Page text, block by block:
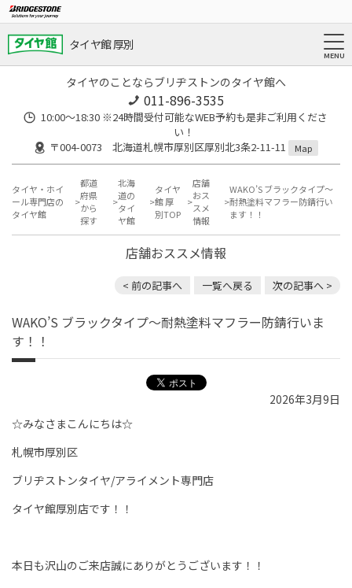
タイヤ館 厚別
タイヤのことならブリヂストンのタイヤ館へ
011-896-3535
10:00～18:30 ※24時間受付可能なWEB予約も是非ご利用くださ
い！
〒004-0073 北海道札幌市厚別区厚別北3条2-11-11
Map
タイヤ・ホイ
ール専門店の
タイヤ館
都道
府県
から
探す
北海
道の
タイ
ヤ館
タイヤ
館 厚
別TOP
店舗
おス
スメ
情報
WAKO’S ブラックタイプ～
耐熱塗料マフラー防錆行い
ます！！
店舗おススメ情報
< 前の記事へ 一覧へ戻る 次の記事へ >
WAKO’S ブラックタイプ～耐熱塗料マフラー防錆行いま
す！！
2026年3月9日
☆みなさまこんにちは☆
札幌市厚別区
ブリヂストンタイヤ/アライメント専門店
タイヤ館厚別店です！！
本日も沢山のご来店誠にありがとうございます！！